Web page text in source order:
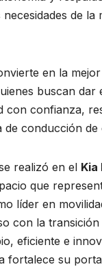
de la
en la
buscan dar
con confianza,
de conducción de
realizó en el Kia
que
líder en
con la
eficiente e
fortalece su